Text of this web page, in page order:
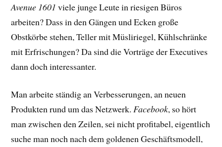
Avenue 1601 viele junge Leute in riesigen Büros
arbeiten? Dass in den Gängen und Ecken große
Obstkörbe stehen, Teller mit Müsliriegel, Kühlschränke
mit Erfrischungen? Da sind die Vorträge der Executives
dann doch interessanter.
Man arbeite ständig an Verbesserungen, an neuen
Produkten rund um das Netzwerk.Facebook, so hört
man zwischen den Zeilen, sei nicht profitabel, eigentlich
suche man noch nach dem goldenen Geschäftsmodell,